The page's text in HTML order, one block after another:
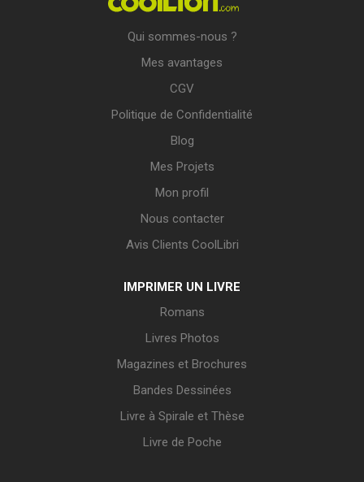
Qui sommes-nous ?
Mes avantages
CGV
Politique de Confidentialité
Blog
Mes Projets
Mon profil
Nous contacter
Avis Clients CoolLibri
IMPRIMER UN LIVRE
Romans
Livres Photos
Magazines et Brochures
Bandes Dessinées
Livre à Spirale et Thèse
Livre de Poche